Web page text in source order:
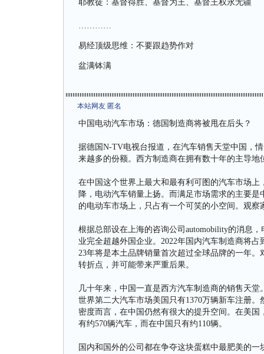
耶教徒：基督得胜、基督为王、基督王权永无疆
…………
易经顶级思维：不要跟趋势作对
盆满钵满
本站网友 匿名
中国电动汽车市场：德国制造商将被甩在后头？
据德国N-TV电视台报道，在汽车销售天堂中国，
来越多的份额。西方制造商在拥有数十年的主导地
在中国这个世界上最大和最有利可图的汽车市场
降，电动汽车销量上扬。而满足市场需求的主要
的电动车市场上，只占有一个可笑的小空间。观
根据总部设在上海的咨询公司automobility的消息
业完全超越外国企业。2022年国内汽车制造商将
23年将是本土品牌销量首次超过全球品牌的一年
转折点，并可能带来严重后果。
几十年来，中国一直是西方汽车制造商的销售天
世界第二大汽车市场美国只有1370万辆新车注册
密度而言，在中国仍然有很大的提升空间。在美国
有约570辆汽车，而在中国只有约110辆。
国内和国外的公司都在争夺这块蛋糕中最肥美的